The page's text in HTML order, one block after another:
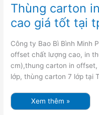
Thùng carton
cao giá tốt tại
Công ty Bao Bì Bình Minh
offset chất lượng cao, in
cm),thung carton in
lớp, thùng carton 7 lớp tại
chất
lượng
cao
giá
tại
tphcm
Xem thêm »